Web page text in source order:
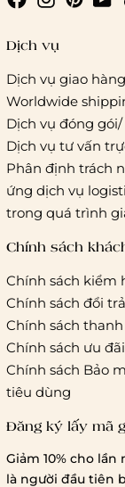
Giao hàng trong
Giao hàng tiêu
Hồ Chí Minh:
Áp
Vietelpost/
Hà Nội và các
cước của ĐVVC
tác vận chuyển
Thời gian giao
Hồ Chí Minh:
Hà Nội và các
Lưu ý chung
Dịch vụ
Dịch vụ giao hàng
Worldwide
Dịch vụ đóng
Dịch vụ tư vấn
Phân định trách
ứng dịch vụ
trong quá trình
Chính sách
Chính sách kiểm
Chính sách đổi trả
Chính sách
Chính sách ưu
Chính sách Bảo
tiêu dùng
Đăng ký lấy mã
Giảm 10% cho
là người đầu tiên